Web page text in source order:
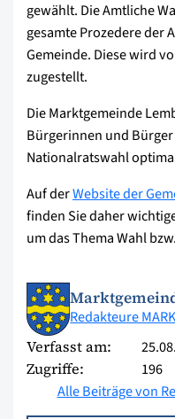
gewählt. Die Amtliche
gesamte Prozedere der
Gemeinde. Diese wird
zugestellt.
Die Marktgemeinde
Bürgerinnen und
Nationalratswahl
Auf derWebsite der
finden Sie daher
um das Thema Wahl
Redakteure
Verfasst am:
Zugriffe:
196
Alle Beiträge von